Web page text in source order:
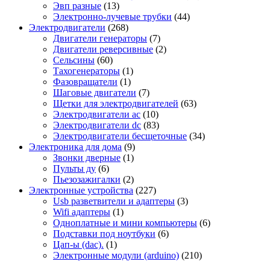
Эвп разные (13)
Электронно-лучевые трубки (44)
Электродвигатели (268)
Двигатели генераторы (7)
Двигатели реверсивные (2)
Сельсины (60)
Тахогенераторы (1)
Фазовращатели (1)
Шаговые двигатели (7)
Щетки для электродвигателей (63)
Электродвигатели ac (10)
Электродвигатели dc (83)
Электродвигатели бесщеточные (34)
Электроника для дома (9)
Звонки дверные (1)
Пульты ду (6)
Пьезозажигалки (2)
Электронные устройства (227)
Usb разветвители и адаптеры (3)
Wifi адаптеры (1)
Одноплатные и мини компьютеры (6)
Подставки под ноутбуки (6)
Цап-ы (dac). (1)
Электронные модули (arduino) (210)